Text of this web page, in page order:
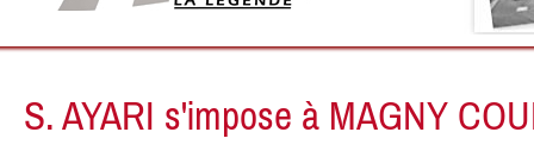
S. AYARI s'impose à MAGNY